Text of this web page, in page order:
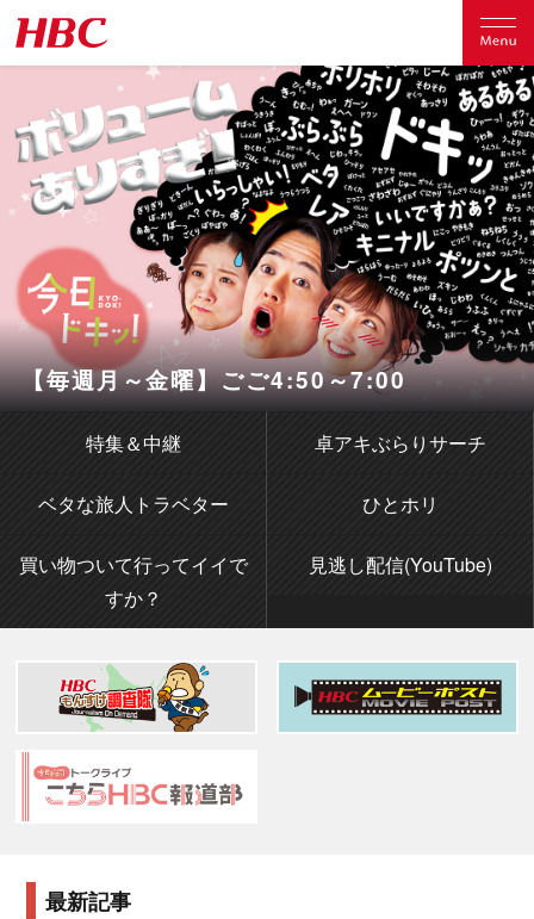
【毎週月～金曜】ごご4:50～7:00
特集＆中継 卓アキぶらりサーチ
ベタな旅人トラベター ひとホリ
買い物ついて行ってイイで
すか？
見逃し配信(YouTube)
最新記事